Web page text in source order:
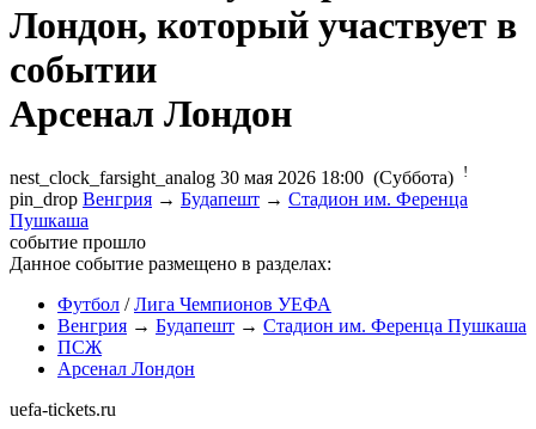
Арсенал Лондон
nest_clock_farsight_analog 30 мая 2026 18:00 (Суббота) !
pin_drop Венгрия → Будапешт → Стадион им. Ференца
Пушкаша
событие прошло
Данное событие размещено в разделах:
Футбол /Лига Чемпионов УЕФА
Венгрия → Будапешт → Стадион им. Ференца Пушкаша
ПСЖ
Арсенал Лондон
uefa-tickets.ru